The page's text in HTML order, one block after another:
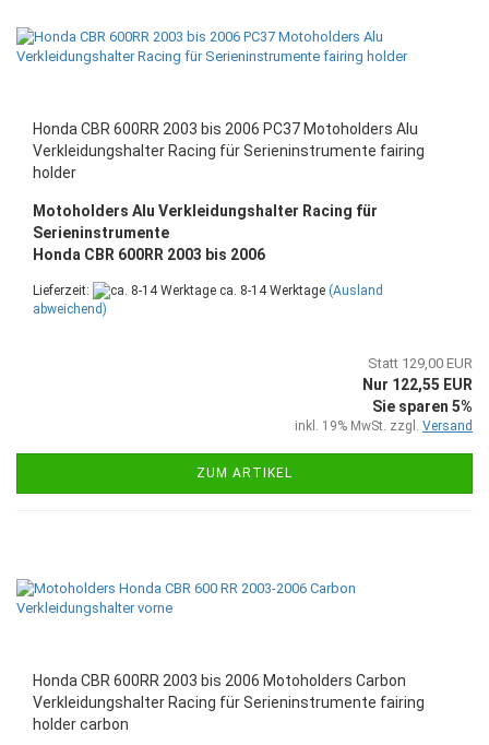
Honda CBR 600RR 2003 bis 2006 PC37 Motoholders Alu
Verkleidungshalter Racing für Serieninstrumente fairing
holder
Motoholders Alu Verkleidungshalter Racing für
Serieninstrumente
Honda CBR 600RR 2003 bis 2006
Lieferzeit: ca. 8-14 Werktage (Ausland
abweichend)
Statt 129,00 EUR
Nur 122,55 EUR
Sie sparen 5%
inkl. 19% MwSt. zzgl. Versand
ZUM ARTIKEL
Honda CBR 600RR 2003 bis 2006 Motoholders Carbon
Verkleidungshalter Racing für Serieninstrumente fairing
holder carbon